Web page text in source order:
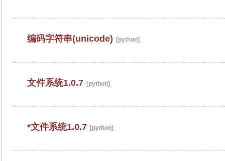
编码字符串(unicode) [python]
文件系统1.0.7 [python]
*文件系统1.0.7 [python]